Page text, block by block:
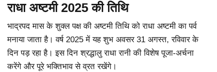
राधा अष्टमी 2025 की तिथि
भाद्रपद मास के शुक्ल पक्ष की अष्टमी तिथि को राधा अष्टमी का पर्व
मनाया जाता है। वर्ष 2025 में यह शुभ अवसर 31 अगस्त, रविवार के
दिन पड़ रहा है। इस दिन श्रद्धालु राधा रानी की विशेष पूजा-अर्चना
करेंगे और पूरे भक्तिभाव से व्रत रखेंगे।